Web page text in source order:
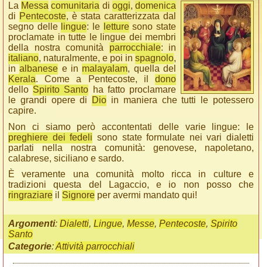
La Messa comunitaria di oggi,domenica
di Pentecoste, è stata caratterizzata dal
segno delle lingue: le letturesono state
proclamate in tutte le lingue dei membri
della nostra comunità parrocchiale: in
italiano, naturalmente, e poi in spagnolo,
inalbanese e in malayalam, quella del
Kerala. Come a Pentecoste, il dono
dello Spirito Santo ha fatto proclamare
le grandi opere di
Dio in maniera che tutti le potessero
capire.
Non ci siamo però accontentati delle varie lingue: le
preghiere dei fedeli sono state formulate nei vari dialetti
parlati nella nostra comunità: genovese, napoletano,
calabrese, siciliano e sardo.
È veramente una comunità molto ricca in culture e
tradizioni questa del Lagaccio, e io non posso che
ringraziare il Signore per avermi mandato qui!
Argomenti: Dialetti, Lingue, Messe, Pentecoste, Spirito
Santo
Categorie:Attività parrocchiali